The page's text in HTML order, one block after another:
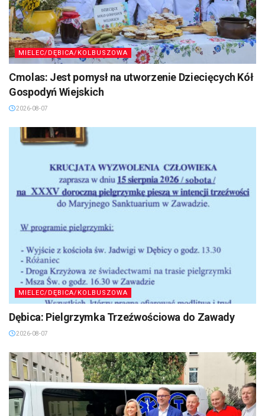
MIELEC/DĘBICA/KOLBUSZOWA
Cmolas: Jest pomysł na utworzenie Dziecięcych Kół
Gospodyń Wiejskich
2026-08-07
MIELEC/DĘBICA/KOLBUSZOWA
Dębica: Pielgrzymka Trzeźwościowa do Zawady
2026-08-07